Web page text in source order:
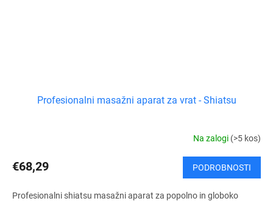
Profesionalni masažni aparat za vrat - Shiatsu
Na zalogi (>5 kos)
€68,29 PODROBNOSTI
Profesionalni shiatsu masažni aparat za popolno in globoko